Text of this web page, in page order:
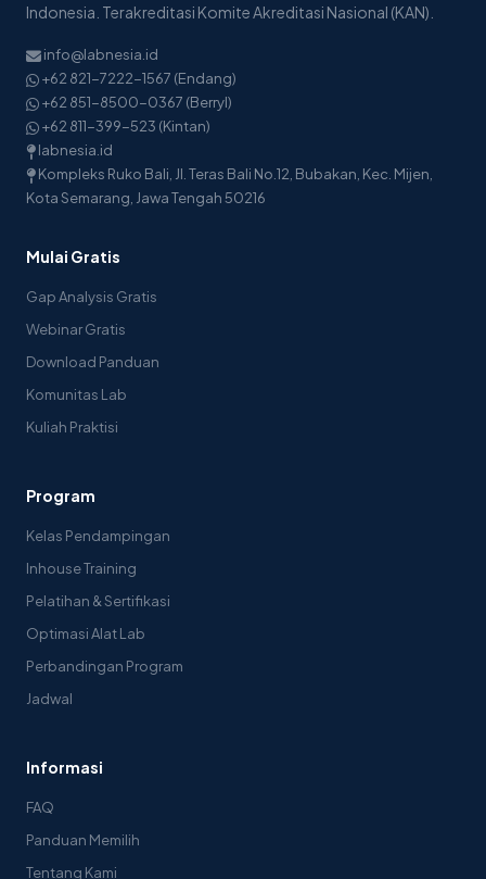
Indonesia. Terakreditasi Komite Akreditasi Nasional (KAN).
info@labnesia.id
+62 821-7222-1567 (Endang)
+62 851-8500-0367 (Berryl)
+62 811-399-523 (Kintan)
labnesia.id
Kompleks Ruko Bali, Jl. Teras Bali No.12, Bubakan, Kec. Mijen,
Kota Semarang, Jawa Tengah 50216
Mulai Gratis
Gap Analysis Gratis
Webinar Gratis
Download Panduan
Komunitas Lab
Kuliah Praktisi
Program
Kelas Pendampingan
Inhouse Training
Pelatihan & Sertifikasi
Optimasi Alat Lab
Perbandingan Program
Jadwal
Informasi
FAQ
Panduan Memilih
Tentang Kami